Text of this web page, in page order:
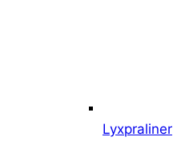
Lyxpraliner